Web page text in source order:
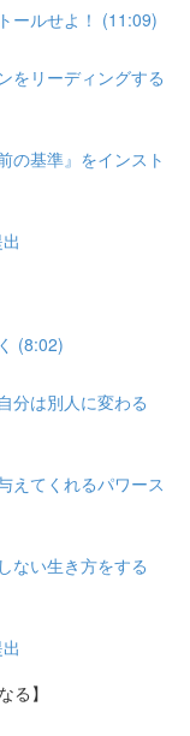
ールせよ！ (11:09)
をリーディングする
の基準』をインスト
(8:02)
分は別人に変わる
えてくれるパワース
ない生き方をする
る】